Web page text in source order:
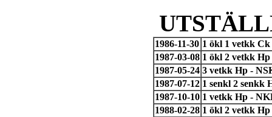
1986-11-30 1 ökl 1 vetkk
1987-03-08 1 ökl 2 vetkk
1987-05-24 3 vetkk Hp -
1987-07-12 1 senkl 2 senkk
1987-10-10 1 vetkk Hp -
1988-02-28 1 ökl 2 vetkk